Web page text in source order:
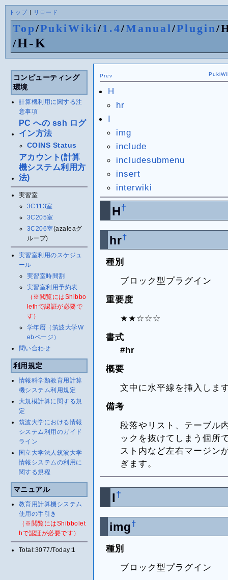
トップ| リロード
Top/PukiWiki/1.4/Manual/Plugin/
/H-K
コンピューティング
環境
計算機利用に関する注
意事項
PC への ssh ログ
イン方法
COINS Status
アカウント(計算
機システム利用方
法)
実習室
3C113室
3C205室
3C206室(azaleaグ
ループ)
実習室利用のスケジュ
ール
実習室時間割
実習室利用予約表
（※閲覧にはShibbo
lethで認証が必要で
す）
学年暦（筑波大学W
ebページ）
問い合わせ
利用規定
情報科学類教育用計算
機システム利用規定
大規模計算に関する規
定
筑波大学における情報
システム利用のガイド
ライン
国立大学法人筑波大学
情報システムの利用に
関する規程
マニュアル
教育用計算機システム
使用の手引き
（※閲覧にはShibbolet
hで認証が必要です）
Total:3077/Today:1
Prev
H
hr
I
img
include
includesubmenu
insert
interwiki
H†
hr†
種別
ブロック型プラグイン
重要度
★★☆☆☆
書式
#hr
概要
文中に水平線を挿入しま
備考
段落やリスト、テーブル
ックを抜けてしまう個所
スト内など左右マージン
ぎます。
I †
img†
種別
ブロック型プラグイン